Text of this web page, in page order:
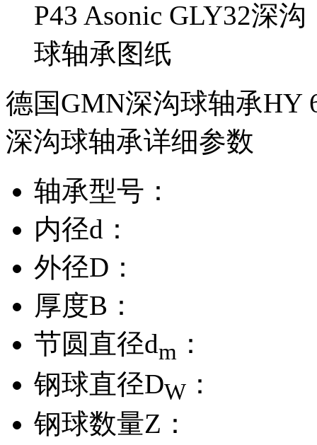
德国GMN深沟球轴承HY
深沟球轴承详细参数
轴承型号：
内径d：
外径D：
厚度B：
节圆直径dm ：
钢球直径DW ：
钢球数量Z：